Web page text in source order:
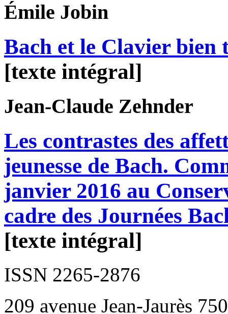
Émile Jobin
Bach et le Clavier bien
[texte intégral]
Jean-Claude Zehnder
Les contrastes des
jeunesse de Bach.
janvier 2016 au
cadre des Journées
[texte intégral]
ISSN 2265-2876
209 avenue Jean-Jaurès